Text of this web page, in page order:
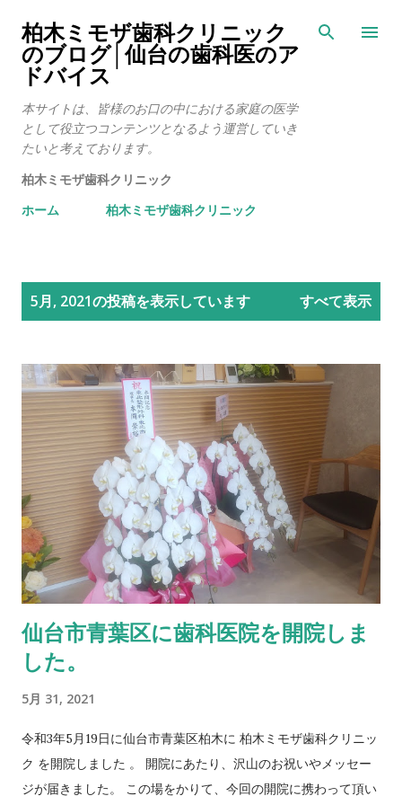
スキップしてメイン コンテンツに移動
柏木ミモザ歯科クリニック
のブログ│仙台の歯科医のア
ドバイス
本サイトは、皆様のお口の中における家庭の医学
として役立つコンテンツとなるよう運営していき
たいと考えております。
柏木ミモザ歯科クリニック
ホーム
柏木ミモザ歯科クリニック
5月, 2021の投稿を表示しています すべて表示
仙台市青葉区に歯科医院を開院しま
した。
5月 31, 2021
令和3年5月19日に仙台市青葉区柏木に 柏木ミモザ歯科クリニッ
ク を開院しました 。 開院にあたり、沢山のお祝いやメッセー
ジが届きました。 この場をかりて、今回の開院に携わって頂い